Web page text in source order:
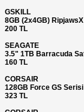
GSKILL
8GB (2x4GB)
200 TL
SEAGATE
3.5" 1TB Barracuda
160 TL
CORSAIR
128GB Force GS
323 TL